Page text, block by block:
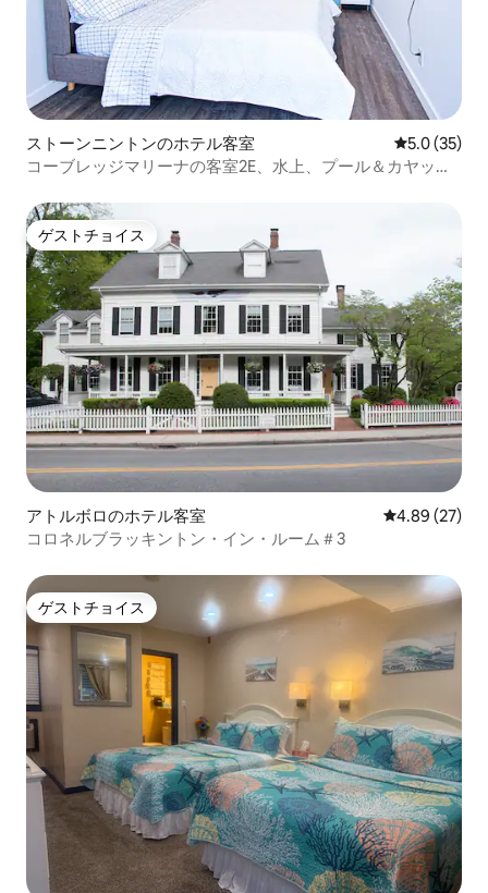
ストーンニントンのホテル客室 レビュー35
5.0 (35)
コーブレッジマリーナの客室2E、水上、プール＆カヤック
ゲストチョイス
ゲストチョイス
アトルボロのホテル客室 レビュー27
4.89 (27)
コロネルブラッキントン・イン・ルーム＃3
ゲストチョイス
ゲストチョイス